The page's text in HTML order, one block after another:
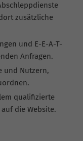
zusätzliche
und E-E-A-T-
Anfragen.
und Nutzern,
qualifizierte
die Website.